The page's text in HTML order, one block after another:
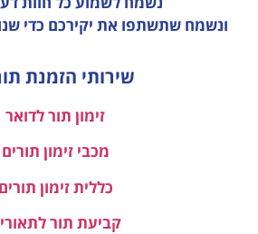
ונשמח שתשתפו את יקירכם כדי
שירותי הזמנת
זימון תור לדואר
מכבי זימון תורים
כללית זימון תורים
קביעת תור